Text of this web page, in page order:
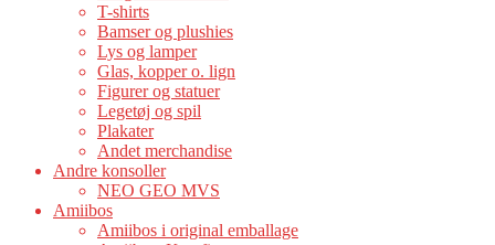
T-shirts
Bamser og plushies
Lys og lamper
Glas, kopper o. lign
Figurer og statuer
Legetøj og spil
Plakater
Andet merchandise
Andre konsoller
NEO GEO MVS
Amiibos
Amiibos i original emballage